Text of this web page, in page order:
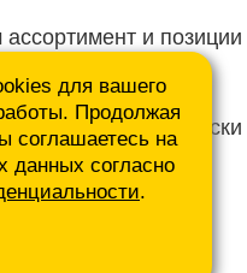
для вашего
Продолжая
соглашаетесь на
данных согласно
.
и позиции
запросы и списки